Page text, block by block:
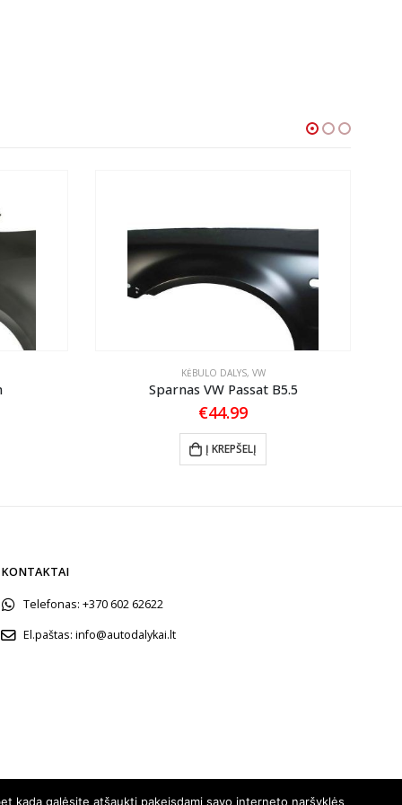
KĖBULO DALYS, VW
Sparnas VW Passat B5.5
€44.99
Į KREPŠELĮ
KONTAKTAI
Telefonas: +370 602 62622
El.paštas: info@autodalykai.lt
kada galėsite atšaukti pakeisdami savo interneto naršyklės